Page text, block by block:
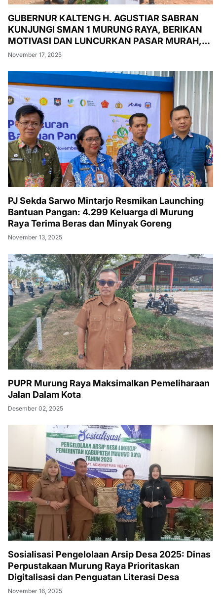
GUBERNUR KALTENG H. AGUSTIAR SABRAN
KUNJUNGI SMAN 1 MURUNG RAYA, BERIKAN
MOTIVASI DAN LUNCURKAN PASAR MURAH,
PENANAMAN POHON, DAN PEMERIKSAAN
November 17, 2025
PJ Sekda Sarwo Mintarjo Resmikan Launching
Bantuan Pangan: 4.299 Keluarga di Murung
Raya Terima Beras dan Minyak Goreng
November 13, 2025
PUPR Murung Raya Maksimalkan Pemeliharaan
Jalan Dalam Kota
Desember 02, 2025
Sosialisasi Pengelolaan Arsip Desa 2025: Dinas
Perpustakaan Murung Raya Prioritaskan
Digitalisasi dan Penguatan Literasi Desa
November 16, 2025